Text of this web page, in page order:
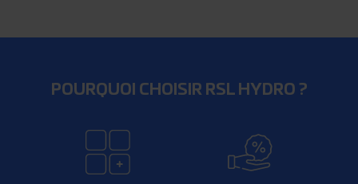
POURQUOI CHOISIR RSL HYDRO ?